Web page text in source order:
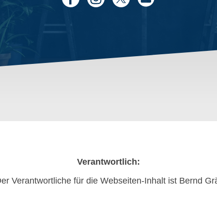
Verantwortlich:
Verantwortliche für die Webseiten-Inhalt ist Bernd